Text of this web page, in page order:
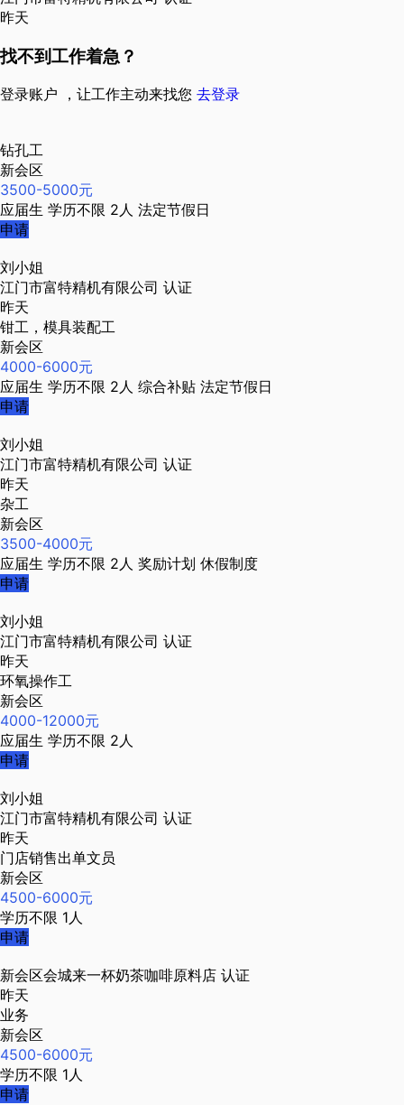
昨天
找不到工作着急？
登录账户 ，让工作主动来找您 去登录
钻孔工
新会区
3500-5000元
应届生 学历不限 2人 法定节假日
申请
刘小姐
江门市富特精机有限公司 认证
昨天
钳工，模具装配工
新会区
4000-6000元
应届生 学历不限 2人 综合补贴 法定节假日
申请
刘小姐
江门市富特精机有限公司 认证
昨天
杂工
新会区
3500-4000元
应届生 学历不限 2人 奖励计划 休假制度
申请
刘小姐
江门市富特精机有限公司 认证
昨天
环氧操作工
新会区
4000-12000元
应届生 学历不限 2人
申请
刘小姐
江门市富特精机有限公司 认证
昨天
门店销售出单文员
新会区
4500-6000元
学历不限 1人
申请
新会区会城来一杯奶茶咖啡原料店 认证
昨天
业务
新会区
4500-6000元
学历不限 1人
申请